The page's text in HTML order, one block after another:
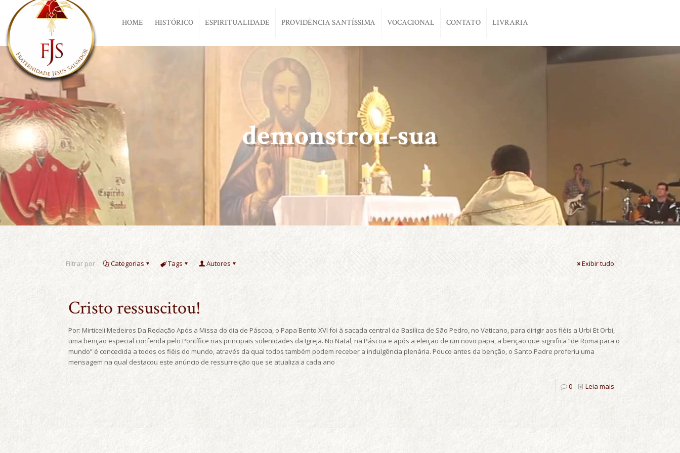
HOME HISTÓRICO ESPIRITUALIDADE PROVIDÊNCIA SANTÍSSIMA VOCACIONAL CONTATO LIVRARIA
demonstrou-sua
Filtrar por Categorias Tags Autores Exibir tudo
Cristo ressuscitou!
Por: Mirticeli Medeiros Da Redação Após a Missa do dia de Páscoa, o Papa Bento XVI foi à sacada central da Basílica de São Pedro, no Vaticano, para dirigir aos fiéis a Urbi Et Orbi,
uma benção especial conferida pelo Pontífice nas principais solenidades da Igreja. No Natal, na Páscoa e após a eleição de um novo papa, a benção que significa “de Roma para o
mundo” é concedida a todos os fiéis do mundo, através da qual todos também podem receber a indulgência plenária. Pouco antes da benção, o Santo Padre proferiu uma
mensagem na qual destacou este anúncio de ressurreição que se atualiza a cada ano
0 Leia mais